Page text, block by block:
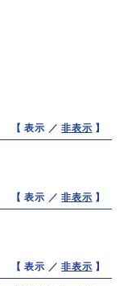
【 表示 ／非表示 】
【 表示 ／非表示 】
【 表示 ／非表示 】